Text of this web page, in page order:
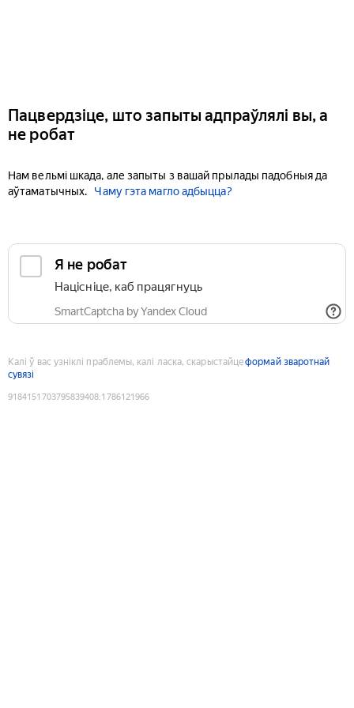
Пацвердзіце, што запыты адпраўлялі вы, а
не робат
Нам вельмі шкада, але запыты з вашай прылады падобныя да
аўтаматычных.
Чаму гэта магло адбыцца?
Я не робат
Націсніце, каб працягнуць
SmartCaptcha by Yandex Cloud
Калі ў вас узніклі праблемы, калі ласка, скарыстайцеформай зваротнай
сувязі
9184151703795839408:1786121966